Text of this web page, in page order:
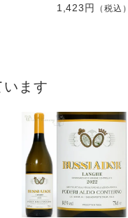
1,423円 （税込）
ます